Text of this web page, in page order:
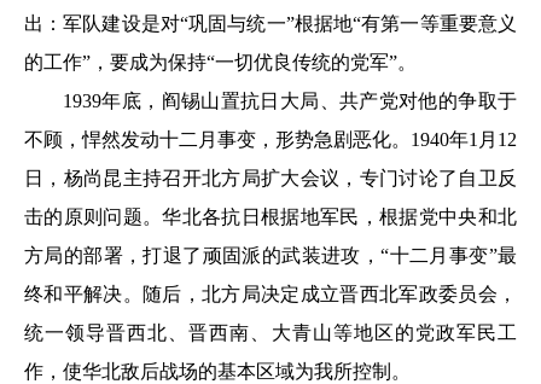
出：军队建设是对“巩固与统一”根据地“有第一等重要意义
的工作”，要成为保持“一切优良传统的党军”。
1939年底，阎锡山置抗日大局、共产党对他的争取于
不顾，悍然发动十二月事变，形势急剧恶化。1940年1月12
日，杨尚昆主持召开北方局扩大会议，专门讨论了自卫反
击的原则问题。华北各抗日根据地军民，根据党中央和北
方局的部署，打退了顽固派的武装进攻，“十二月事变”最
终和平解决。随后，北方局决定成立晋西北军政委员会，
统一领导晋西北、晋西南、大青山等地区的党政军民工
作，使华北敌后战场的基本区域为我所控制。